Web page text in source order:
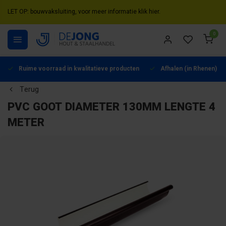
LET OP: bouwvaksluiting, voor meer informatie klik hier.
0
Ruime voorraad in kwalitatieve producten Afhalen (in Rhenen)
Terug
PVC GOOT DIAMETER 130MM LENGTE 4
METER